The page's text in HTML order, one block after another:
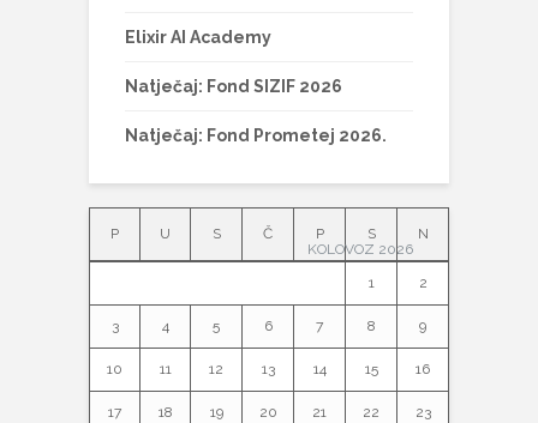
Elixir AI Academy
Natječaj: Fond SIZIF 2026
Natječaj: Fond Prometej 2026.
KOLOVOZ 2026
P U S Č P S N
1 2
3 4 5 6 7 8 9
10 11 12 13 14 15 16
17 18 19 20 21 22 23